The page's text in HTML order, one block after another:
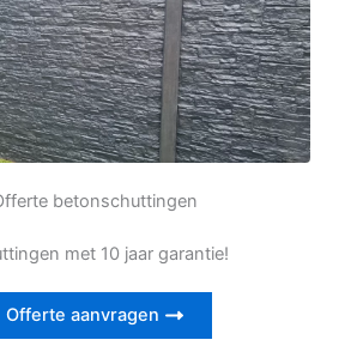
betonschuttingen
met 10 jaar garantie!
Offerte aanvragen